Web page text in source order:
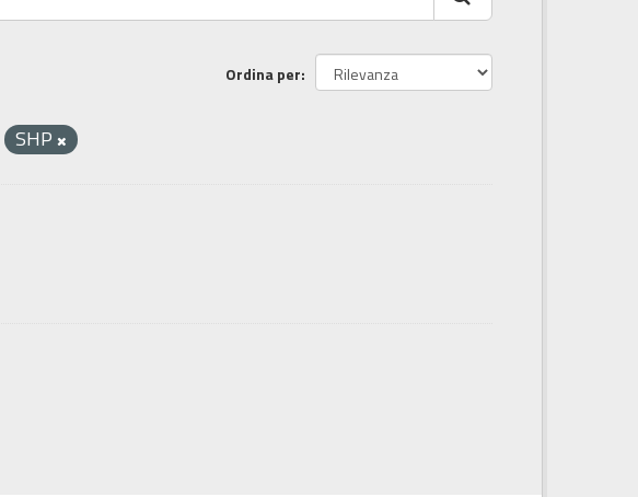
Ordina per
SHP